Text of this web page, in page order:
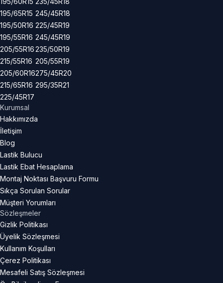
195/65R15
195/50R16
195/55R16
205/55R16
215/55R16
205/60R16
215/65R16
225/45R17
245/45R18
225/45R19
245/45R19
235/50R19
205/55R19
275/45R20
295/35R21
Kurumsal
Hakkımızda
İletişim
Blog
Lastik Bulucu
Lastik Ebat Hesaplama
Montaj Noktası Başvuru Formu
Sıkça Sorulan Sorular
Müşteri Yorumları
Sözleşmeler
Gizlik Politikası
Üyelik Sözleşmesi
Kullanım Koşulları
Çerez Politikası
Mesafeli Satış Sözleşmesi